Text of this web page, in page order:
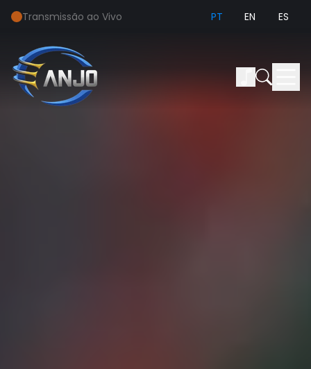
Transmissão ao Vivo PT EN ES